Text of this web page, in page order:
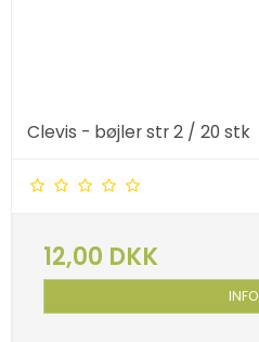
Clevis - bøjler str 2 / 20 stk
12,00 DKK
INFO